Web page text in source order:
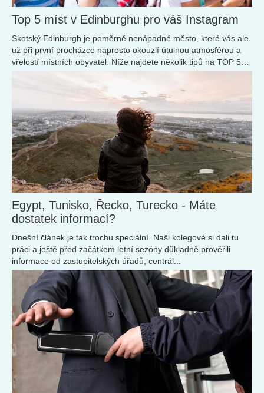
Top 5 míst v Edinburghu pro váš Instagram
Skotský Edinburgh je poměrně nenápadné město, které vás ale
už při první procházce naprosto okouzlí útulnou atmosférou a
vřelostí místních obyvatel. Níže najdete několik tipů na TOP 5
míst, která byste při vaší návštěvě určitě neměli minout.
Egypt, Tunisko, Řecko, Turecko - Máte
dostatek informací?
Dnešní článek je tak trochu speciální. Naši kolegové si dali tu
práci a ještě před začátkem letní sezóny důkladně prověřili
informace od zastupitelských úřadů, centrál...